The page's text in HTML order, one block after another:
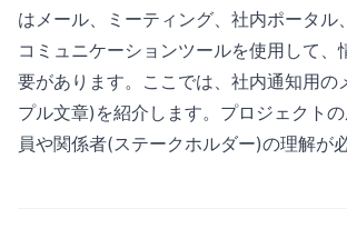
はメール、ミーティング、社内ポータル
コミュニケーションツールを使用して、
要があります。ここでは、社内通知用の
プル文章)を紹介します。プロジェクト
員や関係者(ステークホルダー)の理解が